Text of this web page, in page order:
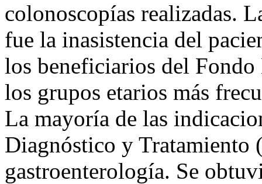
colonoscopías realizadas.
fue la inasistencia del
los beneficiarios del
los grupos etarios más
La mayoría de las
Diagnóstico y Tratamiento
gastroenterología. Se